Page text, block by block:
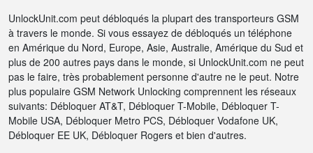
UnlockUnit.com peut débloqués la plupart des transporteurs GSM
à travers le monde. Si vous essayez de débloqués un téléphone
en Amérique du Nord, Europe, Asie, Australie, Amérique du Sud et
plus de 200 autres pays dans le monde, si UnlockUnit.com ne peut
pas le faire, très probablement personne d'autre ne le peut. Notre
plus populaire GSM Network Unlocking comprennent les réseaux
suivants: Débloquer AT&T, Débloquer T-Mobile, Débloquer T-
Mobile USA, Débloquer Metro PCS, Débloquer Vodafone UK,
Débloquer EE UK, Débloquer Rogers et bien d'autres.